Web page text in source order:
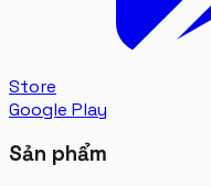
Store
Google Play
Sản phẩm